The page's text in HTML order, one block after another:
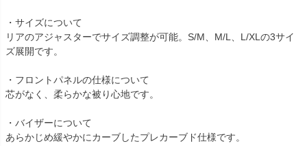
・サイズについて
リアのアジャスターでサイズ調整が可能。S/M、M/L、L/XLの3サイ
ズ展開です。
・フロントパネルの仕様について
芯がなく、柔らかな被り心地です。
・バイザーについて
あらかじめ緩やかにカーブしたプレカーブド仕様です。